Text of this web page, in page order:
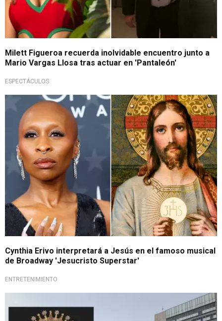
Milett Figueroa recuerda inolvidable encuentro junto a
Mario Vargas Llosa tras actuar en 'Pantaleón'
ESPECTÁCULOS
Actriz desata polémica
Cynthia Erivo interpretará a Jesús en el famoso musical
de Broadway 'Jesucristo Superstar'
ENTRETENIMIENTO